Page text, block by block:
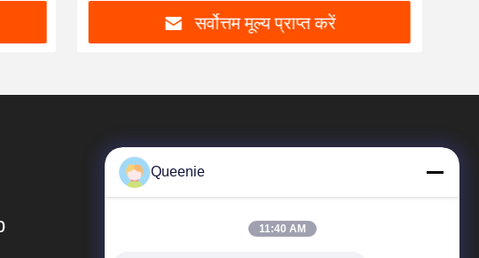
सर्वोत्तम मूल्य प्राप्त करें
Queenie
11:40 AM